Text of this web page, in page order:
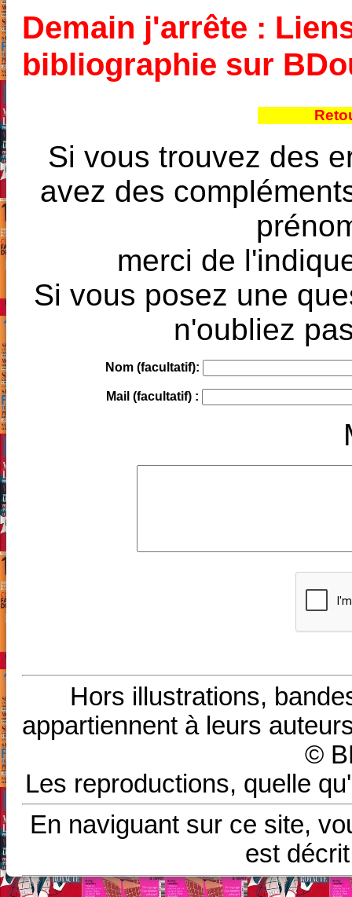
Demain j'arrête :
bibliographie sur
Si vous trouvez des
avez des
merci de
Si vous posez une
n'oubliez
Nom (facultatif):
Mail (facultatif) :
Hors illustrations,
appartiennent à leurs
©
Les reproductions, quelle
En naviguant sur ce site,
est